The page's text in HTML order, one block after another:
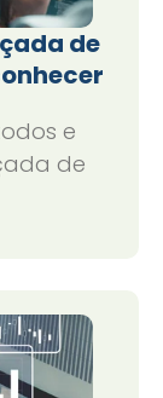
de
e
de